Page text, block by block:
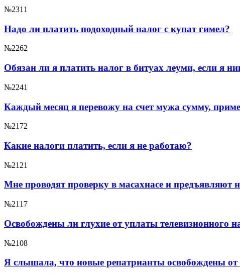
№2311
Надо ли платить подоходный налог с купат гимел?
№2262
Обязан ли я платить налог в битуах леуми, если я
№2241
Каждый месяц я перевожу на счет мужа сумму,
№2172
Какие налоги платить, если я не работаю?
№2121
Мне проводят проверку в масахнасе и
№2117
Освобождены ли глухие от уплаты телевизионного
№2108
Я слышала, что новые репатрианты освобождены от